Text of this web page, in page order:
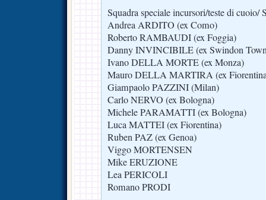
Squadra speciale incursori/teste di cuoio/
Andrea ARDITO (ex Como)
Roberto RAMBAUDI (ex Foggia)
Danny INVINCIBILE (ex Swindon
Ivano DELLA MORTE (ex Monza)
Mauro DELLA MARTIRA (ex
Giampaolo PAZZINI (Milan)
Carlo NERVO (ex Bologna)
Michele PARAMATTI (ex Bologna)
Luca MATTEI (ex Fiorentina)
Ruben PAZ (ex Genoa)
Viggo MORTENSEN
Mike ERUZIONE
Lea PERICOLI
Romano PRODI